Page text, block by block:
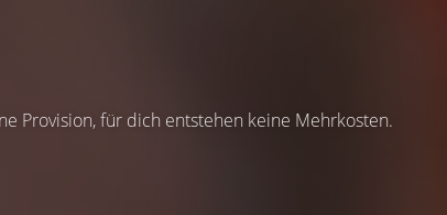
Provision, für dich entstehen keine Mehrkosten.